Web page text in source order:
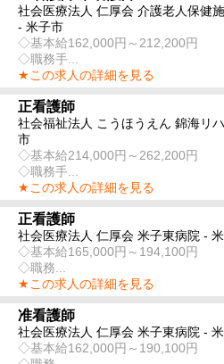
社会医療法人 仁厚会 介護老人保健
- 米子市
◇基本給162,000円～212,200円
◇職務手...
★この求人の詳細を見る
正看護師
社会福祉法人 こうほうえん 錦海リ
市
◇基本給214,000円～262,200円
◇職務手...
★この求人の詳細を見る
正看護師
社会医療法人 仁厚会 米子東病院 -
◇基本給165,000円～194,100円
◇職務...
★この求人の詳細を見る
准看護師
社会医療法人 仁厚会 米子東病院 -
◇基本給162,000円～190,100円